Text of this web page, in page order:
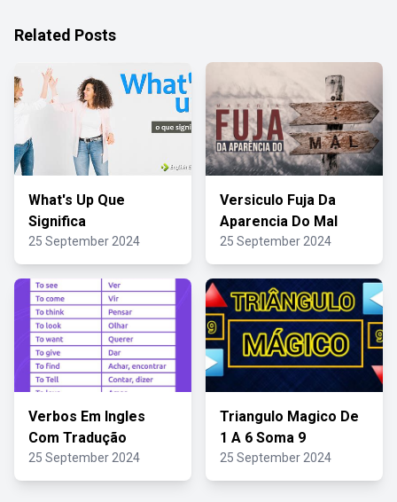
Related Posts
What's Up Que
Significa
25 September 2024
Versiculo Fuja Da
Aparencia Do Mal
25 September 2024
Verbos Em Ingles
Com Tradução
25 September 2024
Triangulo Magico De
1 A 6 Soma 9
25 September 2024